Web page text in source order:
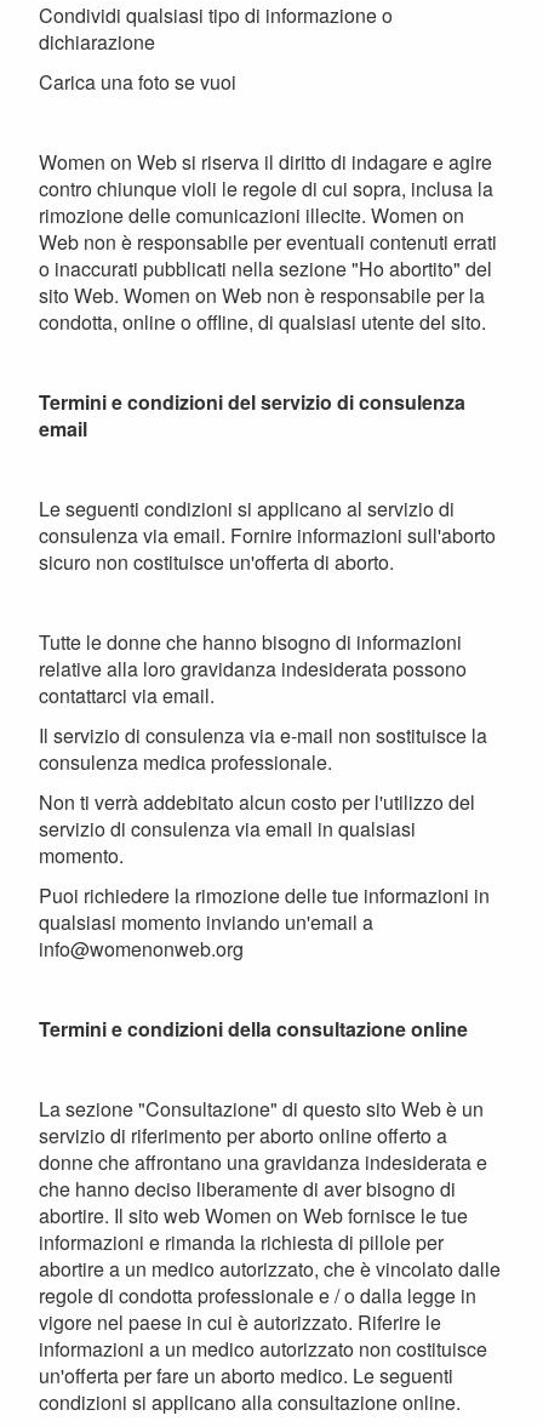
Condividi qualsiasi tipo di informazione o
dichiarazione
Carica una foto se vuoi
Women on Web si riserva il diritto di indagare e agire
contro chiunque violi le regole di cui sopra, inclusa la
rimozione delle comunicazioni illecite. Women on
Web non è responsabile per eventuali contenuti errati
o inaccurati pubblicati nella sezione "Ho abortito" del
sito Web. Women on Web non è responsabile per la
condotta, online o offline, di qualsiasi utente del sito.
Termini e condizioni del servizio di consulenza
email
Le seguenti condizioni si applicano al servizio di
consulenza via email. Fornire informazioni sull'aborto
sicuro non costituisce un'offerta di aborto.
Tutte le donne che hanno bisogno di informazioni
relative alla loro gravidanza indesiderata possono
contattarci via email.
Il servizio di consulenza via e-mail non sostituisce la
consulenza medica professionale.
Non ti verrà addebitato alcun costo per l'utilizzo del
servizio di consulenza via email in qualsiasi
momento.
Puoi richiedere la rimozione delle tue informazioni in
qualsiasi momento inviando un'email a
info@womenonweb.org
Termini e condizioni della consultazione online
La sezione "Consultazione" di questo sito Web è un
servizio di riferimento per aborto online offerto a
donne che affrontano una gravidanza indesiderata e
che hanno deciso liberamente di aver bisogno di
abortire. Il sito web Women on Web fornisce le tue
informazioni e rimanda la richiesta di pillole per
abortire a un medico autorizzato, che è vincolato dalle
regole di condotta professionale e / o dalla legge in
vigore nel paese in cui è autorizzato. Riferire le
informazioni a un medico autorizzato non costituisce
un'offerta per fare un aborto medico. Le seguenti
condizioni si applicano alla consultazione online.